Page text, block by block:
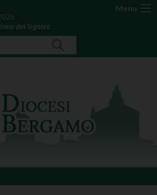
Menu
del Signore